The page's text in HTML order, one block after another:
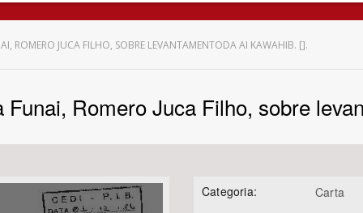
Bioma / Bacia
ROMERO JUCA FILHO, SOBRE LEVANTAMENTODA AI KAWAHIB. [].
Romero Juca Filho, sobre
Categoria: Carta